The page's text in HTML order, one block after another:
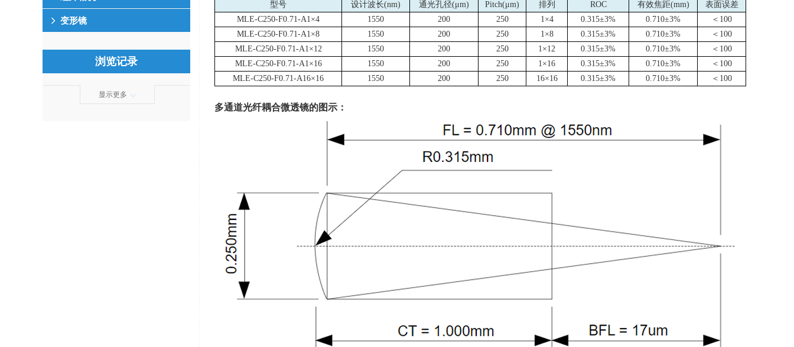
变形镜
浏览记录
显示更多
型号 设计波长(nm) 通光孔径(μm) Pitch(μm) 排列 ROC 有效焦距(mm)
表面误差
MLE-C250-F0.71-A1×4
1550 200 250 1×4 0.315±3% 0.710±3% ＜ 100
MLE-C250-F0.71-A1×8
1550 200 250 1×8 0.315±3% 0.710±3% ＜ 100
MLE-C250-F0.71-A1×12
1550 200 250 1×12 0.315±3% 0.710±3% ＜ 100
MLE-C250-F0.71-A1×16
1550 200 250 1×16 0.315±3% 0.710±3% ＜ 100
MLE-C250-F0.71-A16×16
1550 200 250 16×16 0.315±3% 0.710±3% ＜ 100
多通道光纤耦合微透镜的图示：